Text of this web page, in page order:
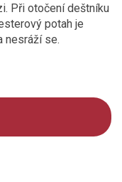
Při otočení deštníku
potah je
nesráží se.